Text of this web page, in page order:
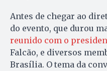
Antes de chegar ao
do evento, que durou
reunido com o
Falcão, e diversos
Brasília. O tema da